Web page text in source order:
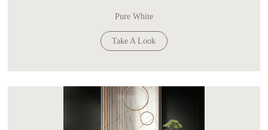
Pure White
Take A Look